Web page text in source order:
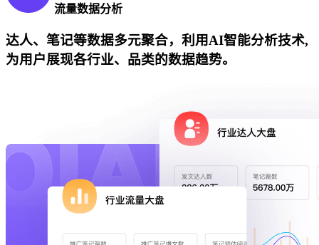
流量数据分析
达人、笔记等数据多元聚合，利用AI智能分析技术,
为用户展现各行业、品类的数据趋势。